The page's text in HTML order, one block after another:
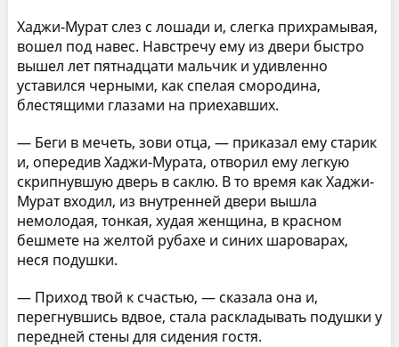
Хаджи-Мурат слез с лошади и, слегка прихрамывая,
вошел под навес. Навстречу ему из двери быстро
вышел лет пятнадцати мальчик и удивленно
уставился черными, как спелая смородина,
блестящими глазами на приехавших.
— Беги в мечеть, зови отца, — приказал ему старик
и, опередив Хаджи-Мурата, отворил ему легкую
скрипнувшую дверь в саклю. В то время как Хаджи-
Мурат входил, из внутренней двери вышла
немолодая, тонкая, худая женщина, в красном
бешмете на желтой рубахе и синих шароварах,
неся подушки.
— Приход твой к счастью, — сказала она и,
перегнувшись вдвое, стала раскладывать подушки у
передней стены для сидения гостя.